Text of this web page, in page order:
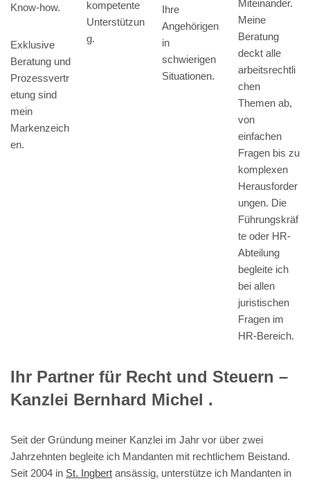
Know-how.
Exklusive
Beratung und
Prozessvertr
etung sind
mein
Markenzeich
en.
kompetente
Unterstützun
g.
Ihre
Angehörigen
in
schwierigen
Situationen.
Miteinander.
Meine
Beratung
deckt alle
arbeitsrechtli
chen
Themen ab,
von
einfachen
Fragen bis zu
komplexen
Herausforder
ungen. Die
Führungskräf
te oder HR-
Abteilung
begleite ich
bei allen
juristischen
Fragen im
HR-Bereich.
Ihr Partner für Recht und Steuern –
Kanzlei Bernhard Michel .
Seit der Gründung meiner Kanzlei im Jahr vor über zwei
Jahrzehnten begleite ich Mandanten mit rechtlichem Beistand.
Seit 2004 in St. Ingbert ansässig, unterstütze ich Mandanten in